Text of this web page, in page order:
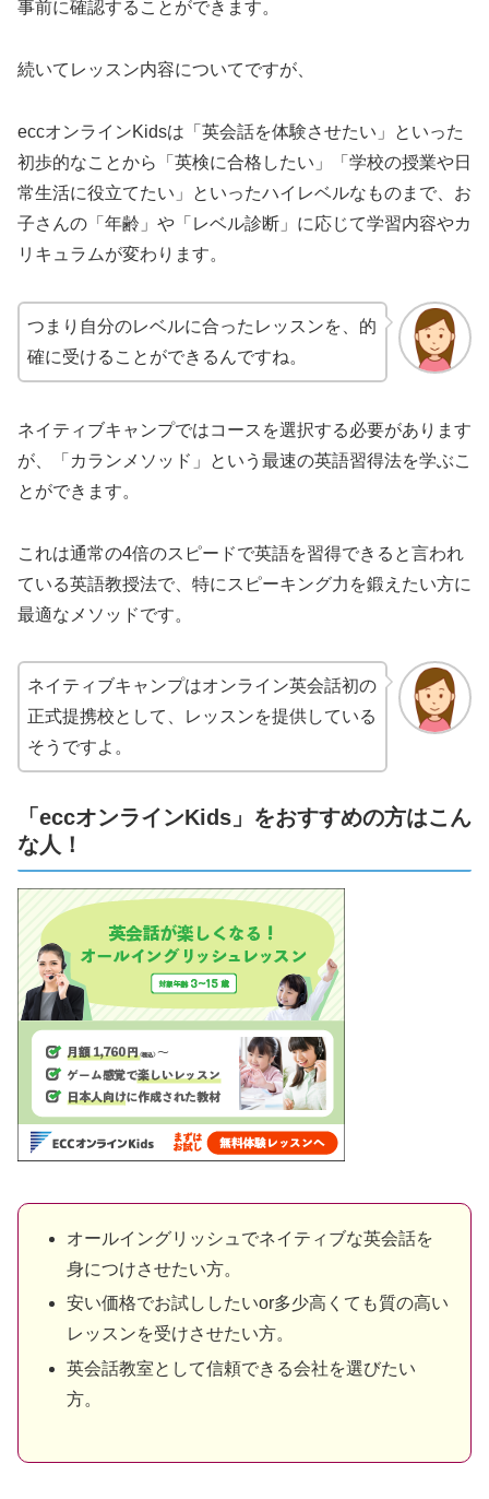
事前に確認することができます。
続いてレッスン内容についてですが、
eccオンラインKidsは「英会話を体験させたい」といった
初歩的なことから「英検に合格したい」「学校の授業や日
常生活に役立てたい」といったハイレベルなものまで、お
子さんの「年齢」や「レベル診断」に応じて学習内容やカ
リキュラムが変わります。
つまり自分のレベルに合ったレッスンを、的
確に受けることができるんですね。
ネイティブキャンプではコースを選択する必要があります
が、「カランメソッド」という最速の英語習得法を学ぶこ
とができます。
これは通常の4倍のスピードで英語を習得できると言われ
ている英語教授法で、特にスピーキング力を鍛えたい方に
最適なメソッドです。
ネイティブキャンプはオンライン英会話初の
正式提携校として、レッスンを提供している
そうですよ。
「eccオンラインKids」をおすすめの方はこん
な人！
オールイングリッシュでネイティブな英会話を
身につけさせたい方。
安い価格でお試ししたいor多少高くても質の高い
レッスンを受けさせたい方。
英会話教室として信頼できる会社を選びたい
方。